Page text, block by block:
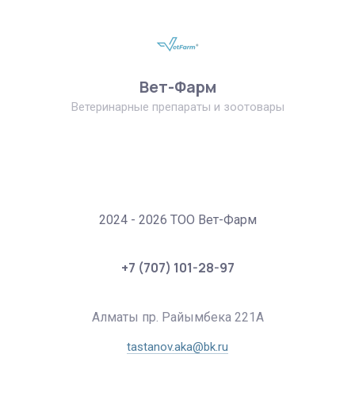
Вет-Фарм
Ветеринарные препараты и зоотовары
2024 - 2026 ТОО Вет-Фарм
+7 (707) 101-28-97
Алматы пр. Райымбека 221А
tastanov.aka@bk.ru